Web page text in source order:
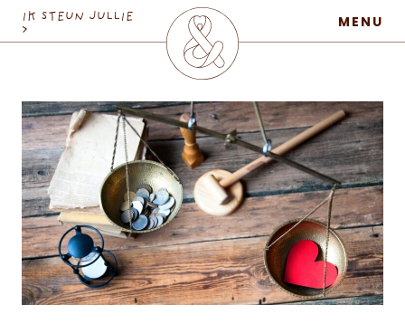
MaatschapWij
MENU
IK STEUN JULLIE
>